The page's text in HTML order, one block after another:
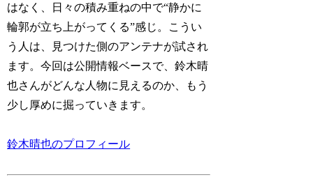
はなく、日々の積み重ねの中で“静かに
輪郭が立ち上がってくる”感じ。こうい
う人は、見つけた側のアンテナが試され
ます。今回は公開情報ベースで、鈴木晴
也さんがどんな人物に見えるのか、もう
少し厚めに掘っていきます。
鈴木晴也のプロフィール